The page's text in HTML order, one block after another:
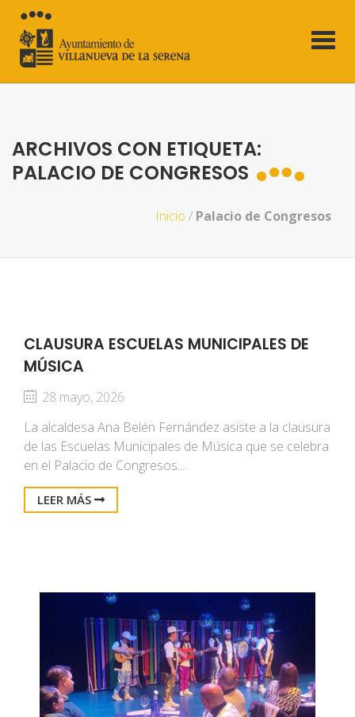
ARCHIVOS CON ETIQUETA:
PALACIO DE CONGRESOS
Inicio / Palacio de Congresos
CLAUSURA ESCUELAS MUNICIPALES DE
MÚSICA
28 mayo, 2026
La alcaldesa Ana Belén Fernández asiste a la clausura
de las Escuelas Municipales de Música que se celebra
en el Palacio de Congresos....
LEER MÁS